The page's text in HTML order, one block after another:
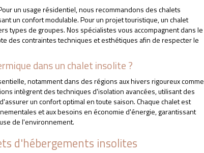
un usage résidentiel, nous recommandons des chalets
un confort modulable. Pour un projet touristique, un chalet
types de groupes. Nos spécialistes vous accompagnent dans le
des contraintes techniques et esthétiques afin de respecter le
dans un chalet insolite ?
notamment dans des régions aux hivers rigoureux comme
intègrent des techniques d'isolation avancées, utilisant des
un confort optimal en toute saison. Chaque chalet est
et aux besoins en économie d'énergie, garantissant
de l'environnement.
d'hébergements insolites